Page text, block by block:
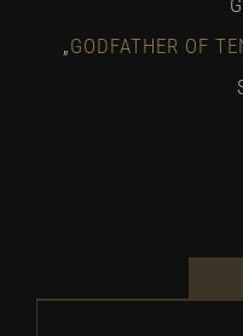
„GODFATHER OF